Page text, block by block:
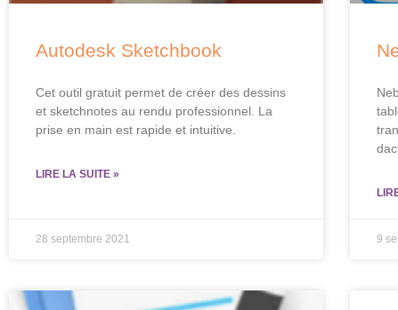
Autodesk Sketchbook
Cet outil gratuit permet de créer des dessins
et sketchnotes au rendu professionnel. La
prise en main est rapide et intuitive.
LIRE LA SUITE »
28 septembre 2021 9